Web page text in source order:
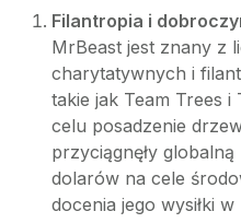
Filantropia i
MrBeast jest znany z
charytatywnych i
takie jak Team Trees i
celu posadzenie
przyciągnęły
dolarów na cele
docenia jego wysiłki